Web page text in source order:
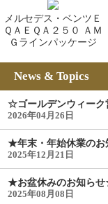
メルセデス・ベンツＥ
ＱＡＥＱＡ２５０ ＡＭ
Ｇラインパッケージ
News & Topics
☆ゴールデンウィー
2026年04月26日
★年末・年始休業の
2025年12月21日
★お盆休みのお知ら
2025年08月08日